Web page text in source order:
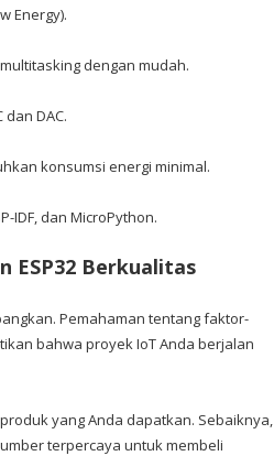
Energy).
dengan mudah.
DAC.
konsumsi energi minimal.
IDF, dan MicroPython.
ESP32 Berkualitas
Pemahaman tentang faktor-
bahwa proyek IoT Anda berjalan
yang Anda dapatkan. Sebaiknya,
terpercaya untuk membeli